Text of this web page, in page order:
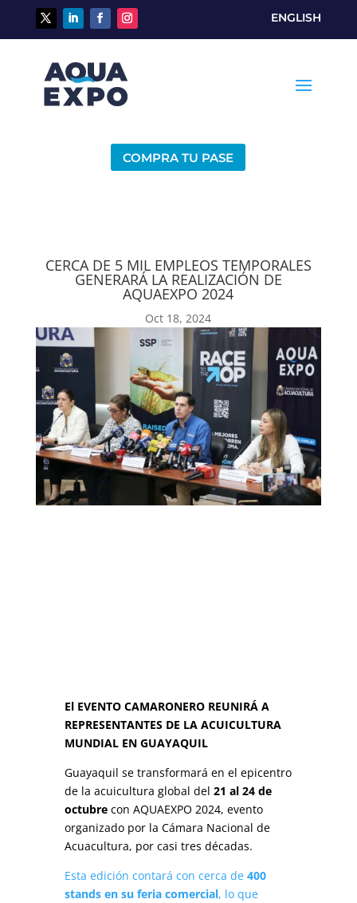
ENGLISH
COMPRA TU PASE
CERCA DE 5 MIL EMPLEOS TEMPORALES
GENERARÁ LA REALIZACIÓN DE
AQUAEXPO 2024
Oct 18, 2024
El EVENTO CAMARONERO REUNIRÁ A
REPRESENTANTES DE LA ACUICULTURA
MUNDIAL EN GUAYAQUIL
Guayaquil se transformará en el epicentro
de la acuicultura global del 21 al 24 de
octubrecon AQUAEXPO 2024, evento
organizado por la Cámara Nacional de
Acuacultura, por casi tres décadas.
Esta edición contará con cerca de 400
stands en su feria comercial, lo que